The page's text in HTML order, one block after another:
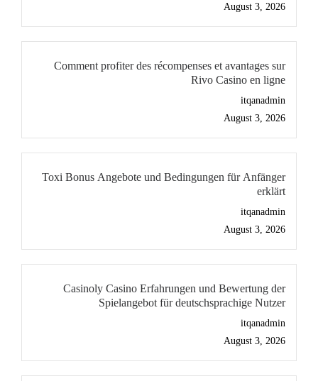
August 3, 2026
Comment profiter des récompenses et avantages sur
Rivo Casino en ligne
itqanadmin
August 3, 2026
Toxi Bonus Angebote und Bedingungen für Anfänger
erklärt
itqanadmin
August 3, 2026
Casinoly Casino Erfahrungen und Bewertung der
Spielangebot für deutschsprachige Nutzer
itqanadmin
August 3, 2026